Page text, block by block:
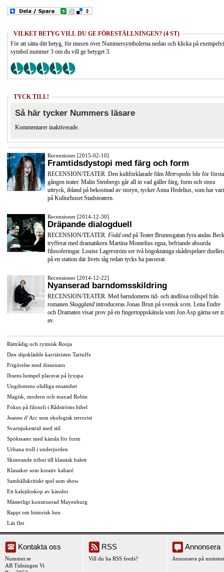
VILKET BETYG VILL DU GE FÖRESTÄLLNINGEN? (4 ST)
För att sätta ditt betyg, för musen över Nummersymbolerna nedan och klicka på
symbol nummer 3 om du vill ge betyget 3.
TYCK TILL!
Så här tycker Nummers läsare
Kommentarer inaktiverade.
Recensioner [2015-02-10]
Framtidsdystopi med färg och form
RECENSION/TEATER. Den kultförklarade film Metropolis blir för första
gången teater. Malin Stenbergs går all in vad gäller färg, form och stora
uttryck, ibland på bekostnad av storyn, tycker Anna Hedelius, som har
på Kulturhuset Stadsteatern.
Recensioner [2014-12-30]
Dräpande dialogduell
RECENSION/TEATER. Född ond på Teater Brunnsgatan fyra andas
tryfferat med dramatikern Martina Montelius egna, befriande absurda
filosoferingar. Louise Lagerström ser två högoktaniga skådespelare
på en station där livets tåg redan tycks ha passerat.
Recensioner [2014-12-22]
Nyanserad barndomsskildring
RECENSION/TEATER. Med barndomens tid- och ändlösa rollspel från
romanen Skuggland introduceras Jonas Brun på svensk scen. Lena Endre
och Dramaten visar prov på en fingertoppskänsla som Jon Asp gärna ser
av.
Rättrådig och rytmisk Ronja
Den slipsklädde karriäristen Tartuffe
Frigörelse med dissonans
Ibsens lustspel placerat på lyxspa
Ungdomens olidliga ensamhet
Magisk, modern och maxad Robin
Fokus på filosofi i Rådströms bibel
Jeanne d’Arc som ekologisk terrorist
Svartsjukestrid med stil
Spökteater med känsla för form
Urbana troll i underjorden
Skimrande tribut till klassisk balett
Klassiker som kreativ kabaré
Samhällskritiskt spel som show
Ett kalejdoskop av känslor
Mästerligt konstruerad Mayenburg
Rappt om historisk hen
Läs fler
Kontakta oss
Nummer.se
AB Tidningen Vi
RSS
Vill du ha RSS feeds?
Annonsera
Annonsera på